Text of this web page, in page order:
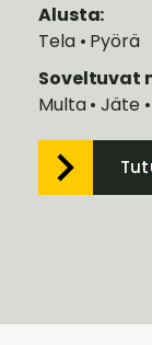
Alusta:
Tela • Pyörä
Soveltuvat
Multa • Jäte